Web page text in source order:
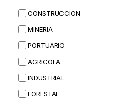
BOBCAT
JCB
KOMATSU
CORTECO
KUBOTA
MERLO
CONSTRUCCION
MINERIA
PORTUARIO
AGRICOLA
INDUSTRIAL
FORESTAL